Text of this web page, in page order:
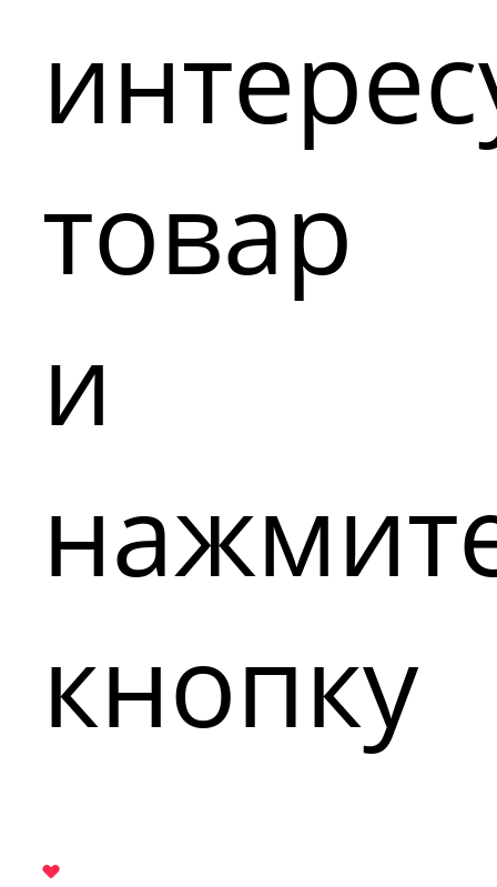
товар
и
кнопку